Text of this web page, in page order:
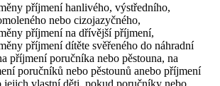
příjmení hanlivého, výstředního,
nebo cizojazyčného,
příjmení na dřívější příjmení,
příjmení dítěte svěřeného do náhradní
příjmení poručníka nebo pěstouna, na
poručníků nebo pěstounů anebo příjmení
jejich vlastní děti, pokud poručníky nebo